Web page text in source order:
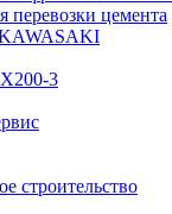
перевозки цемента
3
строительство